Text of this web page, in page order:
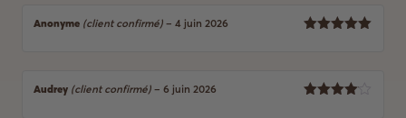
Anonyme (client confirmé) – 4 juin 2026
Audrey (client confirmé) – 6 juin 2026